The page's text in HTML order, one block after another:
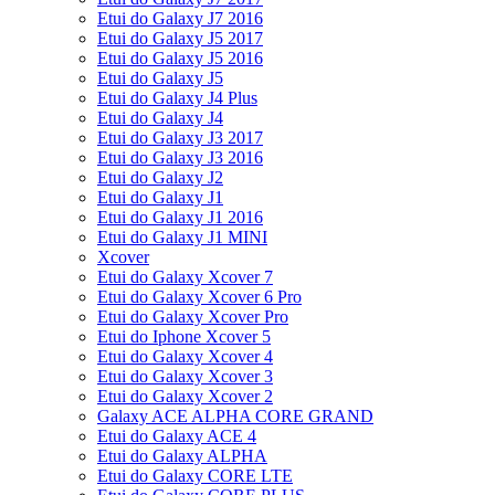
Etui do Galaxy J7 2016
Etui do Galaxy J5 2017
Etui do Galaxy J5 2016
Etui do Galaxy J5
Etui do Galaxy J4 Plus
Etui do Galaxy J4
Etui do Galaxy J3 2017
Etui do Galaxy J3 2016
Etui do Galaxy J2
Etui do Galaxy J1
Etui do Galaxy J1 2016
Etui do Galaxy J1 MINI
Xcover
Etui do Galaxy Xcover 7
Etui do Galaxy Xcover 6 Pro
Etui do Galaxy Xcover Pro
Etui do Iphone Xcover 5
Etui do Galaxy Xcover 4
Etui do Galaxy Xcover 3
Etui do Galaxy Xcover 2
Galaxy ACE ALPHA CORE GRAND
Etui do Galaxy ACE 4
Etui do Galaxy ALPHA
Etui do Galaxy CORE LTE